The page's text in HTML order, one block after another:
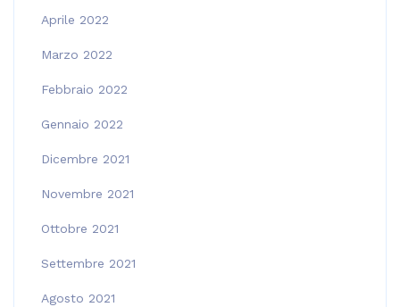
Aprile 2022
Marzo 2022
Febbraio 2022
Gennaio 2022
Dicembre 2021
Novembre 2021
Ottobre 2021
Settembre 2021
Agosto 2021